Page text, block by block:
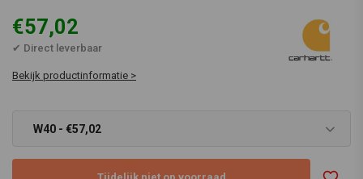
€57,02
✔ Direct leverbaar
Bekijk productinformatie >
W40 - €57,02
Tijdelijk niet op voorraad